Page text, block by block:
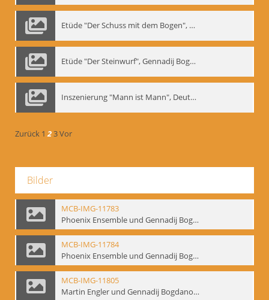
Etüde "Der Schuss mit dem Bogen", Gennadij Bogdanow
Etüde "Der Steinwurf", Gennadij Bogdanow
Inszenierung "Mann ist Mann", Deutsches Theater Berlin, 1997
Zurück 1 23Vor
Bilder
MCB-IMG-11783
Phoenix Ensemble und Gennadij Bogdanow; BM-img-105-9
MCB-IMG-11784
Phoenix Ensemble und Gennadij Bogdanow; BM-img-105-10
MCB-IMG-11805
Martin Engler und Gennadij Bogdanow; BM-img-113